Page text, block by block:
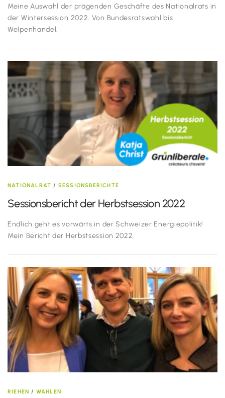
Meine Auswahl der prägenden Geschäfte des Nationalrats in
der Wintersession 2022. Von Bundesratswahl bis
Welpenhandel.
NATIONALRAT / SESSIONSBERICHTE
Sessionsbericht der Herbstsession 2022
Endlich geht es vorwärts in der Schweizer Energiepolitik!
Mein Bericht der Herbstsession 2022.
RIEHEN / WAHLEN